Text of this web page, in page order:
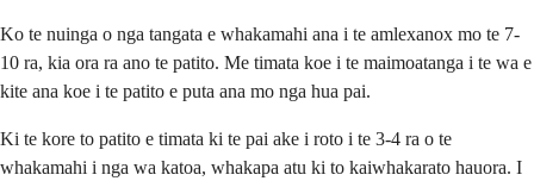
Ko te nuinga o nga tangata e whakamahi ana i te amlexanox mo te 7-
10 ra, kia ora ra ano te patito. Me timata koe i te maimoatanga i te wa e
kite ana koe i te patito e puta ana mo nga hua pai.
Ki te kore to patito e timata ki te pai ake i roto i te 3-4 ra o te
whakamahi i nga wa katoa, whakapa atu ki to kaiwhakarato hauora. I